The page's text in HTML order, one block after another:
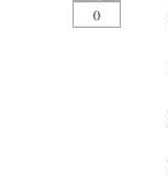
0